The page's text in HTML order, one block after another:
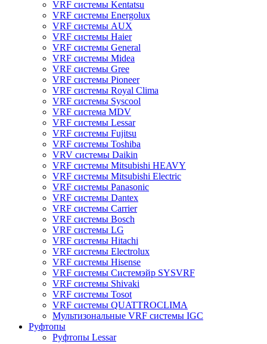
VRF системы Kentatsu
VRF системы Energolux
VRF системы AUX
VRF системы Haier
VRF системы General
VRF системы Midea
VRF системы Gree
VRF системы Pioneer
VRF системы Royal Clima
VRF системы Syscool
VRF система MDV
VRF системы Lessar
VRF системы Fujitsu
VRF системы Toshiba
VRV системы Daikin
VRF системы Mitsubishi HEAVY
VRF системы Mitsubishi Electric
VRF системы Panasonic
VRF системы Dantex
VRF системы Carrier
VRF системы Bosch
VRF системы LG
VRF системы Hitachi
VRF системы Electrolux
VRF системы Hisense
VRF системы Системэйр SYSVRF
VRF системы Shivaki
VRF системы Tosot
VRF системы QUATTROCLIMA
Мультизональные VRF системы IGC
Руфтопы
Руфтопы Lessar